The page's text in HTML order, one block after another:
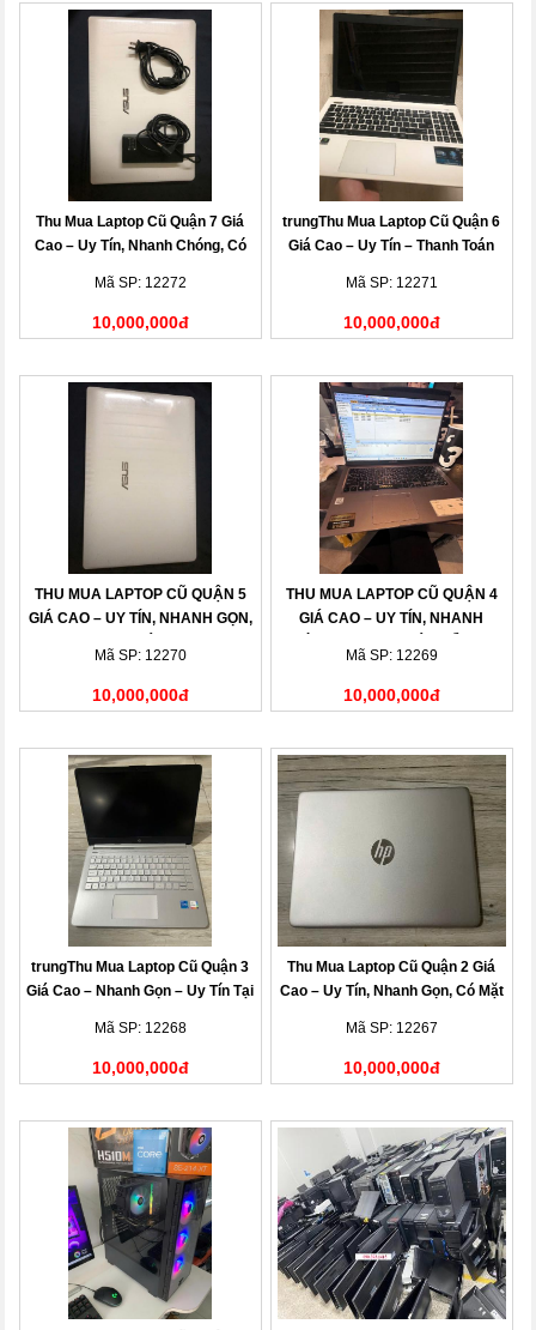
Thu Mua Laptop Cũ Quận 7 Giá
Cao – Uy Tín, Nhanh Chóng, Có
Mã SP: 12272
10,000,000đ
trungThu Mua Laptop Cũ Quận 6
Giá Cao – Uy Tín – Thanh Toán
Mã SP: 12271
10,000,000đ
THU MUA LAPTOP CŨ QUẬN 5
GIÁ CAO – UY TÍN, NHANH GỌN,
Mã SP: 12270
10,000,000đ
THU MUA LAPTOP CŨ QUẬN 4
GIÁ CAO – UY TÍN, NHANH
Mã SP: 12269
10,000,000đ
trungThu Mua Laptop Cũ Quận 3
Giá Cao – Nhanh Gọn – Uy Tín Tại
Mã SP: 12268
10,000,000đ
Thu Mua Laptop Cũ Quận 2 Giá
Cao – Uy Tín, Nhanh Gọn, Có Mặt
Mã SP: 12267
10,000,000đ